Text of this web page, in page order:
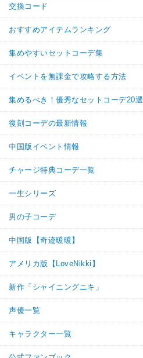
交換コード
おすすめアイテムランキング
集めやすいセットコーデ集
イベントを無課金で攻略する方法
集めるべき！優秀なセットコーデ20選
復刻コーデの最新情報
中国版イベント情報
チャージ特典コーデ一覧
一生シリーズ
男の子コーデ
中国版【奇迹暖暖】
アメリカ版【LoveNikki】
新作「シャイニングニキ」
声優一覧
キャラクター一覧